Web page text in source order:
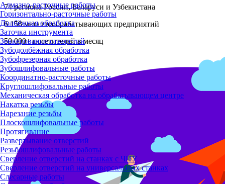
Алмазно-расточные работы
Горизонтально-расточные работы
Долбёжная обработка
Заточка инструмента
Зенкерование отверстий
Зубодолбёжная обработка
Зубофрезерная обработка
Зубошлифовальные работы
Координатно-расточные работы
Круглошлифовальные работы
Механическая обработка на обрабатывающем центре
Накатка резьбы
Нарезание резьбы
Плоскошлифовальные работы
Протягивание
Развертывание отверстий
Резьбошлифовальные работы
Сверление отверстий на станках с ЧПУ
Сверление отверстий на универсальных станках
Слесарные работы
74региона России, Беларуси и Узбекистана
6 158металлообрабатывающих предприятий
50 000+посетителей в месяц